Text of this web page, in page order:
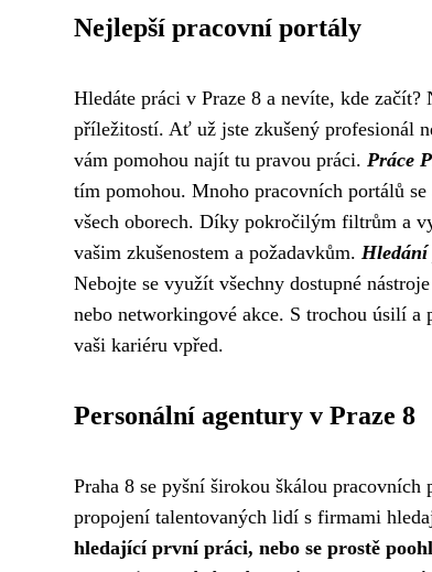
Nejlepší pracovní portály
Hledáte práci v Praze 8 a nevíte, kde
příležitostí. Ať už jste zkušený profesionál
vám pomohou najít tu pravou práci. Práce
tím pomohou. Mnoho pracovních portálů
všech oborech. Díky pokročilým filtrům a
vašim zkušenostem a požadavkům. Hledání
Nebojte se využít všechny dostupné
nebo networkingové akce. S trochou úsilí
vaši kariéru vpřed.
Personální agentury v Praze 8
Praha 8 se pyšní širokou škálou
propojení talentovaných lidí s firmami
hledající první práci, nebo se prostě